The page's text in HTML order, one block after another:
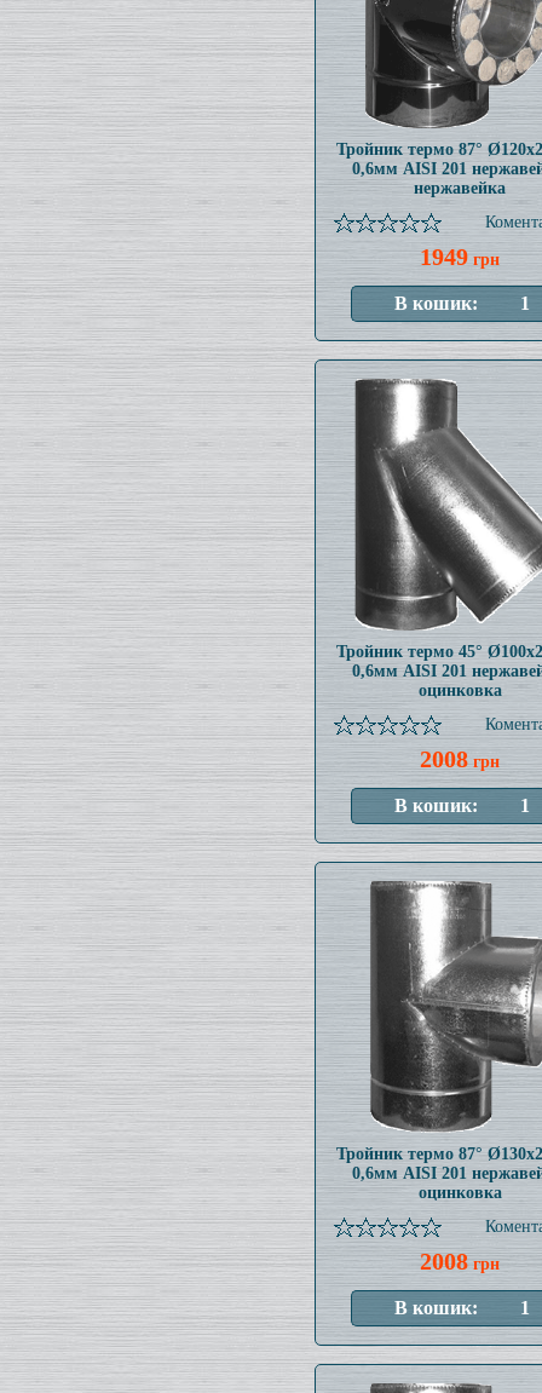
Тройник термо 87°
0,6мм AISI 201
нержавейка
1949 грн
Тройник термо 45°
0,6мм AISI 201
оцинковка
2008 грн
Тройник термо 87°
0,6мм AISI 201
оцинковка
2008 грн